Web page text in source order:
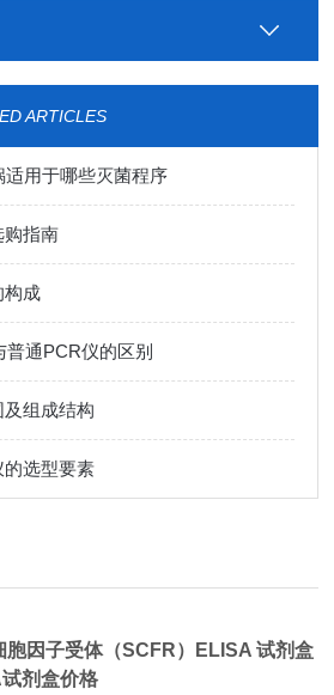
ARTICLES
适用于哪些灭菌程序
购指南
构成
通PCR仪的区别
组成结构
选型要素
胞因子受体（SCFR）ELISA 试剂盒
剂盒价格